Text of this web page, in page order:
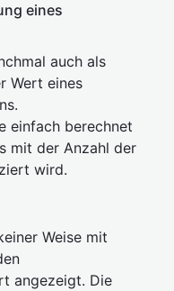
eines
auch als
Wert eines
einfach berechnet
mit der Anzahl der
wird.
Weise mit
angezeigt. Die